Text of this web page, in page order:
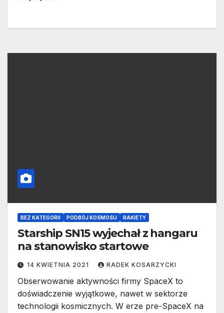
BEZ KATEGORII PODBÓJ KOSMOSU RAKIETY
Starship SN15 wyjechał z hangaru
na stanowisko startowe
14 KWIETNIA 2021 RADEK KOSARZYCKI
Obserwowanie aktywności firmy SpaceX to
doświadczenie wyjątkowe, nawet w sektorze
technologii kosmicznych. W erze pre-SpaceX na